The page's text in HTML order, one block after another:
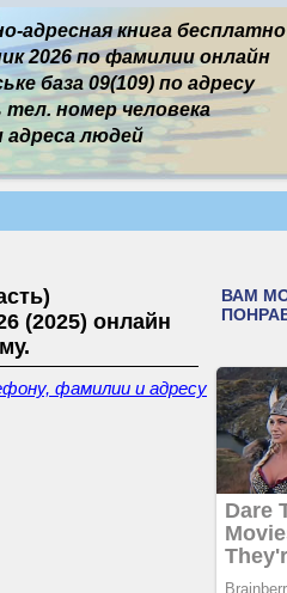
адресная книга бесплатно
2026 по фамилии онлайн
база 09(109) по адресу
номер человека
людей
(2025) онлайн
фамилии и адресу